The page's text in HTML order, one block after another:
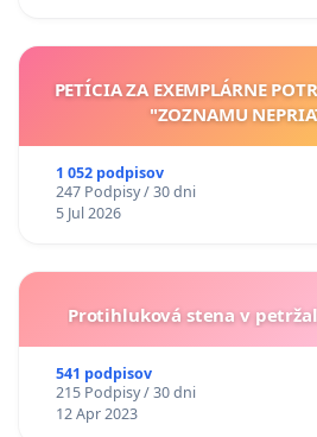
PETÍCIA ZA EXEMPLÁRNE
"ZOZNAMU
1 052 podpisov
247 Podpisy / 30 dni
5 Jul 2026
Protihluková stena v
541 podpisov
215 Podpisy / 30 dni
12 Apr 2023